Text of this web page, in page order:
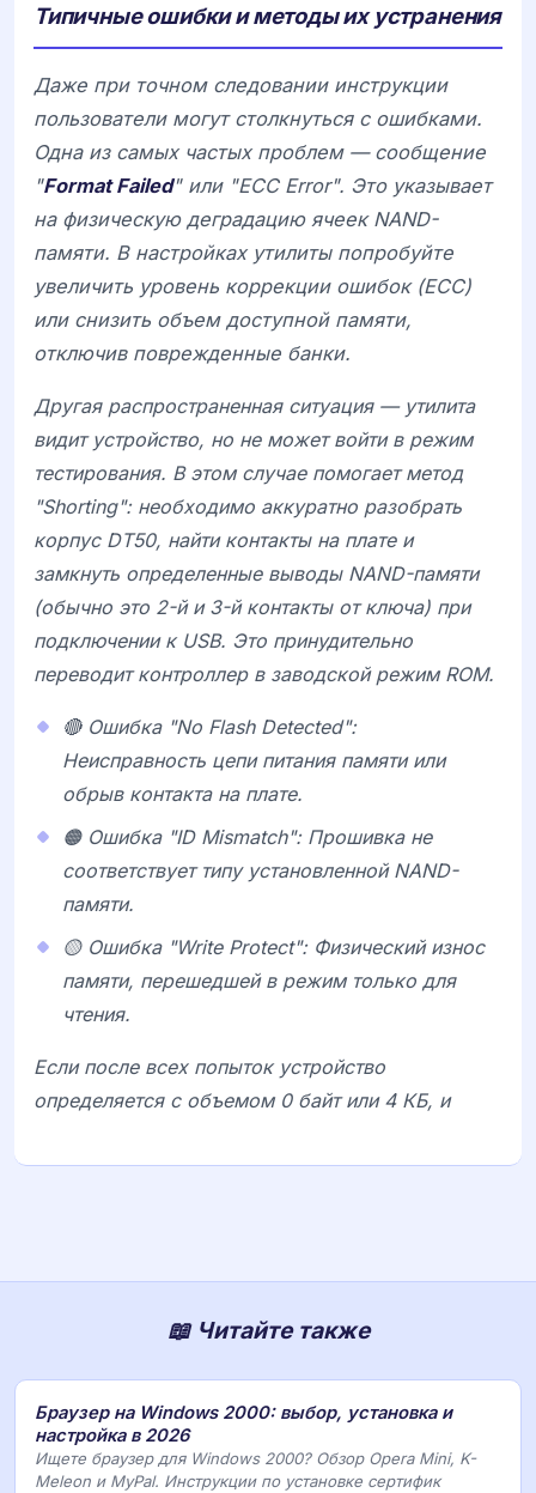
Типичные ошибки и методы их устранения
Даже при точном следовании инструкции
пользователи могут столкнуться с ошибками.
Одна из самых частых проблем — сообщение
"Format Failed" или "ECC Error". Это указывает
на физическую деградацию ячеек NAND-
памяти. В настройках утилиты попробуйте
увеличить уровень коррекции ошибок (ECC)
или снизить объем доступной памяти,
отключив поврежденные банки.
Другая распространенная ситуация — утилита
видит устройство, но не может войти в режим
тестирования. В этом случае помогает метод
"Shorting": необходимо аккуратно разобрать
корпус DT50, найти контакты на плате и
замкнуть определенные выводы NAND-памяти
(обычно это 2-й и 3-й контакты от ключа) при
подключении к USB. Это принудительно
переводит контроллер в заводской режим ROM.
🔴 Ошибка "No Flash Detected":
Неисправность цепи питания памяти или
обрыв контакта на плате.
🟠 Ошибка "ID Mismatch": Прошивка не
соответствует типу установленной NAND-
памяти.
🟡 Ошибка "Write Protect": Физический износ
памяти, перешедшей в режим только для
чтения.
Если после всех попыток устройство
определяется с объемом 0 байт или 4 КБ, и
📖 Читайте также
Браузер на Windows 2000: выбор, установка и
настройка в 2026
Ищете браузер для Windows 2000? Обзор Opera Mini, K-
Meleon и MyPal. Инструкции по установке сертифик